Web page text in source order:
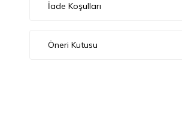
İade Koşulları
Öneri Kutusu